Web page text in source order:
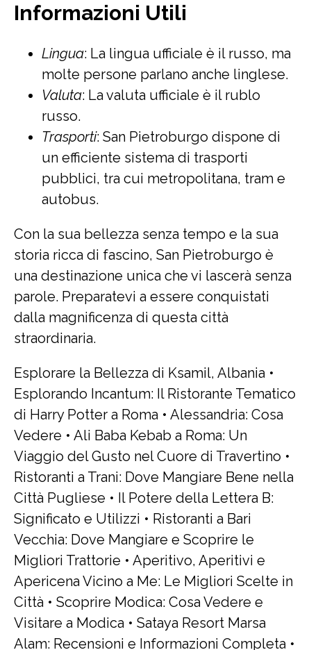
Informazioni Utili
Lingua: La lingua ufficiale è il russo, ma
molte persone parlano anche linglese.
Valuta: La valuta ufficiale è il rublo
russo.
Trasporti: San Pietroburgo dispone di
un efficiente sistema di trasporti
pubblici, tra cui metropolitana, tram e
autobus.
Con la sua bellezza senza tempo e la sua
storia ricca di fascino, San Pietroburgo è
una destinazione unica che vi lascerà senza
parole. Preparatevi a essere conquistati
dalla magnificenza di questa città
straordinaria.
Esplorare la Bellezza di Ksamil, Albania •
Esplorando Incantum: Il Ristorante Tematico
di Harry Potter a Roma • Alessandria: Cosa
Vedere • Ali Baba Kebab a Roma: Un
Viaggio del Gusto nel Cuore di Travertino •
Ristoranti a Trani: Dove Mangiare Bene nella
Città Pugliese • Il Potere della Lettera B:
Significato e Utilizzi • Ristoranti a Bari
Vecchia: Dove Mangiare e Scoprire le
Migliori Trattorie • Aperitivo, Aperitivi e
Apericena Vicino a Me: Le Migliori Scelte in
Città • Scoprire Modica: Cosa Vedere e
Visitare a Modica • Sataya Resort Marsa
Alam: Recensioni e Informazioni Completa •